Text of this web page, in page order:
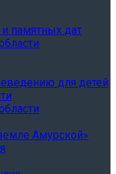
памятных дат
для детей
Амурской»